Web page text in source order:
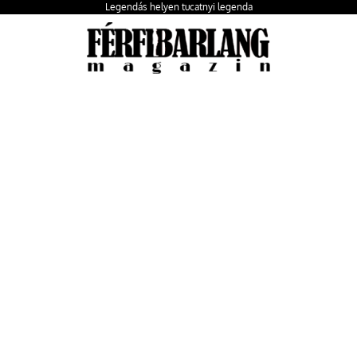
Legendás helyen tucatnyi legenda